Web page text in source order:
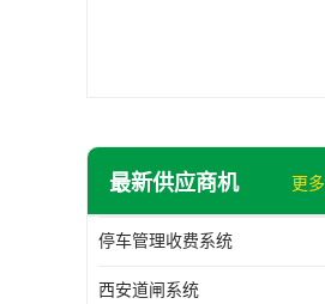
最新供应商机 更多
停车管理收费系统
西安道闸系统